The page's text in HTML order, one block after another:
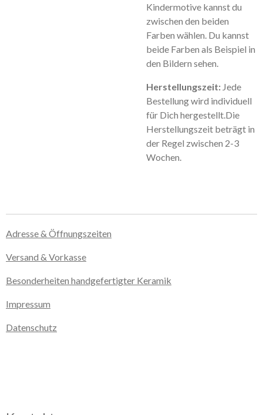
Kindermotive kannst du
zwischen den beiden
Farben wählen. Du kannst
beide Farben als Beispiel in
den Bildern sehen.
Herstellungszeit: Jede
Bestellung wird individuell
für Dich hergestellt.Die
Herstellungszeit beträgt in
der Regel zwischen 2-3
Wochen.
Adresse & Öffnungszeiten
Versand & Vorkasse
Besonderheiten handgefertigter Keramik
Impressum
Datenschutz